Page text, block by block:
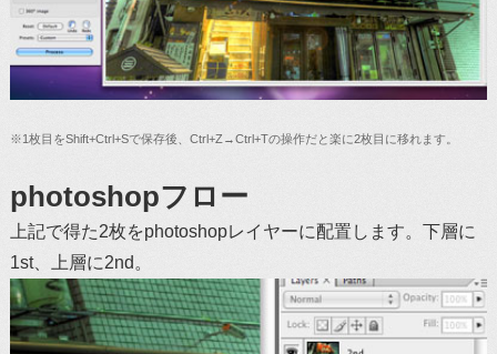
※1枚目をShift+Ctrl+Sで保存後、Ctrl+Z→Ctrl+Tの操作だと楽に2枚目に移れます。
photoshopフロー
上記で得た2枚をphotoshopレイヤーに配置します。下層に
1st、上層に2nd。